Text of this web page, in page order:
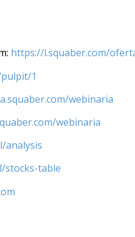
https://l.squaber.com/
1
webinaria
webinaria
analysis
stocks-table